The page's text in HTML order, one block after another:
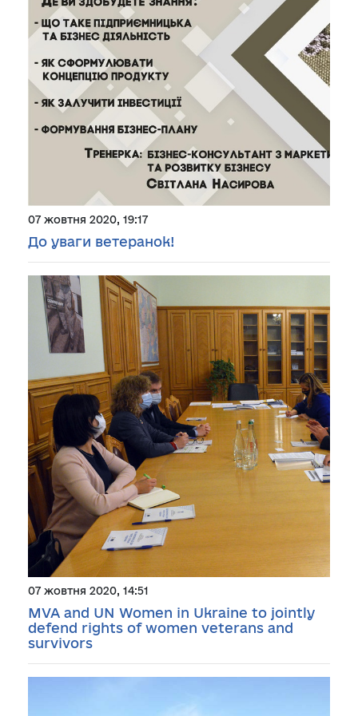
07 жовтня 2020, 19:17
До уваги ветеранок!
07 жовтня 2020, 14:51
MVA and UN Women in Ukraine to jointly
defend rights of women veterans and
survivors